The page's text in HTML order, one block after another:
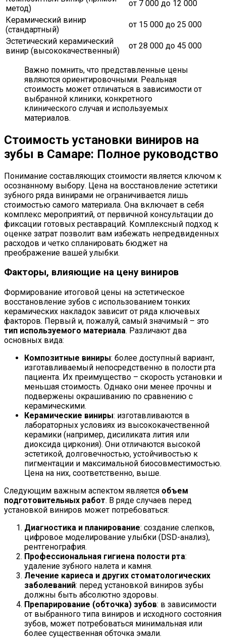
метод)
от 7 000 до 12 000
Керамический винир
(стандартный)
от 15 000 до 25 000
Эстетический керамический
винир (высококачественный)
от 28 000 до 45 000
Важно помнить, что представленные цены
являются ориентировочными. Реальная
стоимость может отличаться в зависимости от
выбранной клиники, конкретного
клинического случая и используемых
материалов.
Стоимость установки виниров на
зубы в Самаре: Полное руководство
Понимание составляющих стоимости является ключом к
осознанному выбору. Цена на восстановление эстетики
зубного ряда винирами не ограничивается лишь
стоимостью самого материала. Она включает в себя
комплекс мероприятий, от первичной консультации до
фиксации готовых реставраций. Комплексный подход к
оценке затрат позволит вам избежать непредвиденных
расходов и четко спланировать бюджет на
преображение вашей улыбки.
Факторы, влияющие на цену виниров
Формирование итоговой цены на эстетическое
восстановление зубов с использованием тонких
керамических накладок зависит от ряда ключевых
факторов. Первый и, пожалуй, самый значимый – это
тип используемого материала. Различают два
основных вида:
Композитные виниры: более доступный вариант,
изготавливаемый непосредственно в полости рта
пациента. Их преимущество – скорость установки и
меньшая стоимость. Однако они менее прочны и
подвержены окрашиванию по сравнению с
керамическими.
Керамические виниры: изготавливаются в
лабораторных условиях из высококачественной
керамики (например, дисиликата лития или
диоксида циркония). Они отличаются высокой
эстетикой, долговечностью, устойчивостью к
пигментации и максимальной биосовместимостью.
Цена на них, соответственно, выше.
Следующим важным аспектом является объем
подготовительных работ. В ряде случаев перед
установкой виниров может потребоваться:
Диагностика и планирование: создание слепков,
цифровое моделирование улыбки (DSD-анализ),
рентгенография.
Профессиональная гигиена полости рта:
удаление зубного налета и камня.
Лечение кариеса и других стоматологических
заболеваний: перед установкой виниров зубы
должны быть абсолютно здоровы.
Препарирование (обточка) зубов: в зависимости
от выбранного типа виниров и исходного состояния
зубов, может потребоваться минимальная или
более существенная обточка эмали.